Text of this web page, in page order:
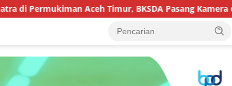
Timur, BKSDA Pasang Kamera dan Bagikan Mercon